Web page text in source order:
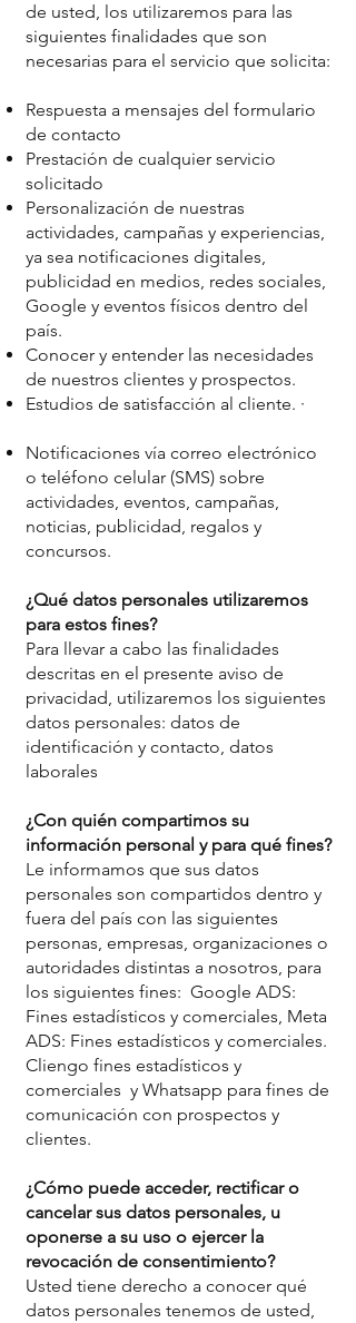
de usted, los utilizaremos para las
siguientes finalidades que son
necesarias para el servicio que solicita:
Respuesta a mensajes del formulario
de contacto
Prestación de cualquier servicio
solicitado
Personalización de nuestras
actividades, campañas y experiencias,
ya sea notificaciones digitales,
publicidad en medios, redes sociales,
Google y eventos físicos dentro del
país.
Conocer y entender las necesidades
de nuestros clientes y prospectos.
Estudios de satisfacción al cliente. ·
Notificaciones vía correo electrónico
o teléfono celular (SMS) sobre
actividades, eventos, campañas,
noticias, publicidad, regalos y
concursos.
¿Qué datos personales utilizaremos
para estos fines?
Para llevar a cabo las finalidades
descritas en el presente aviso de
privacidad, utilizaremos los siguientes
datos personales: datos de
identificación y contacto, datos
laborales
¿Con quién compartimos su
información personal y para qué fines?
Le informamos que sus datos
personales son compartidos dentro y
fuera del país con las siguientes
personas, empresas, organizaciones o
autoridades distintas a nosotros, para
los siguientes fines: Google ADS:
Fines estadísticos y comerciales, Meta
ADS: Fines estadísticos y comerciales.
Cliengo fines estadísticos y
comerciales y Whatsapp para fines de
comunicación con prospectos y
clientes.
¿Cómo puede acceder, rectificar o
cancelar sus datos personales, u
oponerse a su uso o ejercer la
revocación de consentimiento?
Usted tiene derecho a conocer qué
datos personales tenemos de usted,